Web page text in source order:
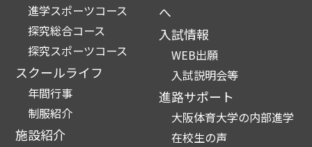
進学スポーツコース
探究総合コース
探究スポーツコース
スクールライフ
年間行事
制服紹介
施設紹介
へ
入試情報
WEB出願
入試説明会等
進路サポート
大阪体育大学の内部進学
在校生の声